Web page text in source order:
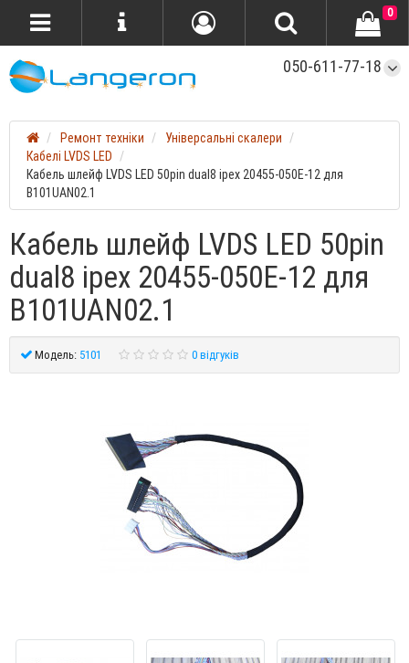
050-611-77-18
0
Ремонт техніки
Універсальні скалери
Кабелі LVDS LED
Кабель шлейф LVDS LED 50pin dual8 ipex 20455-050E-12 для
B101UAN02.1
Кабель шлейф LVDS LED 50pin
dual8 ipex 20455-050E-12 для
B101UAN02.1
Модель: 5101 0 відгуків